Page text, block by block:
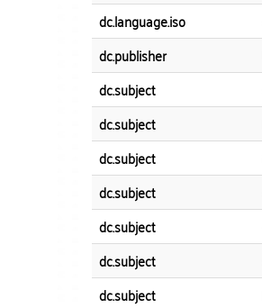
dc.language.iso
dc.publisher
dc.subject
dc.subject
dc.subject
dc.subject
dc.subject
dc.subject
dc.subject